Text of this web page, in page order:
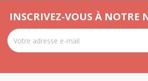
INSCRIVEZ-VOUS À NOTRE